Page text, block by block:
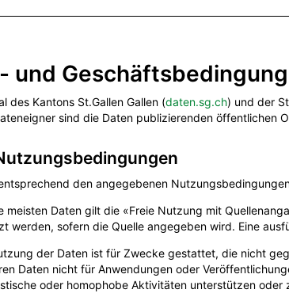
und
des Kantons St.Gallen Gallen (daten.sg.ch) und der
sind die Daten publizierenden öffentlichen
den angegebenen
meisten Daten gilt die «Freie Nutzung mit
werden, sofern die Quelle angegeben wird. Eine
der Daten ist für Zwecke gestattet, die nicht
Daten nicht für Anwendungen oder
oder homophobe Aktivitäten unterstützen oder